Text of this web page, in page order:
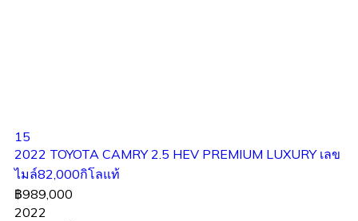
15
2022 TOYOTA CAMRY 2.5 HEV PREMIUM LUXURY เลข
ไมล์82,000กิโลแท้
฿989,000
2022